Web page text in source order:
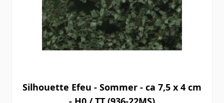
Silhouette Efeu - Sommer - ca 7,5 x 4 cm